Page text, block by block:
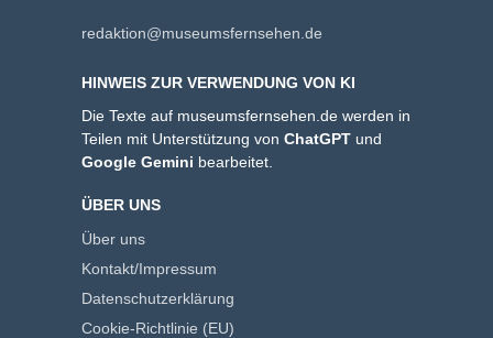
redaktion@museumsfernsehen.de
HINWEIS ZUR VERWENDUNG VON KI
Die Texte auf museumsfernsehen.de werden in
Teilen mit Unterstützung von ChatGPT und
Google Gemini bearbeitet.
ÜBER UNS
Über uns
Kontakt/Impressum
Datenschutzerklärung
Cookie-Richtlinie (EU)